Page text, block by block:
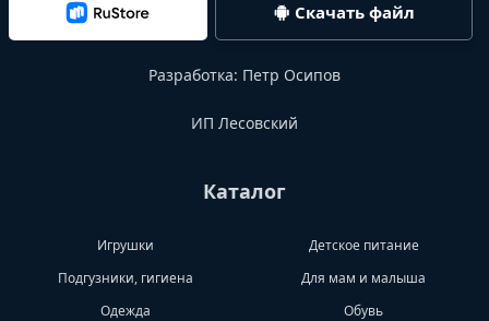
Скачать файл
Разработка: Петр Осипов
ИП Лесовский
Каталог
Игрушки
Детское питание
Подгузники, гигиена
Для мам и малыша
Одежда
Обувь